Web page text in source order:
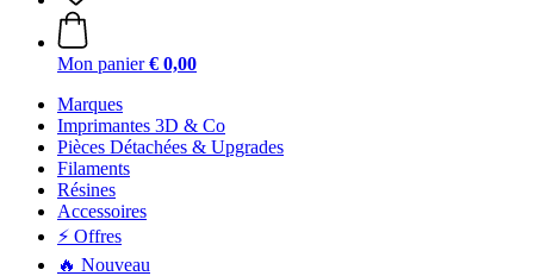
Mon panier € 0,00
Marques
Imprimantes 3D & Co
Pièces Détachées & Upgrades
Filaments
Résines
Accessoires
⚡ Offres
🔥 Nouveau